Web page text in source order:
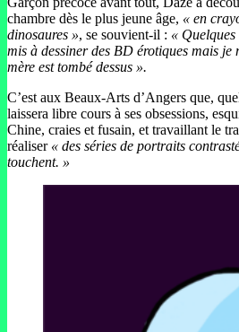
chambre dès le plus jeune âge, « en
dinosaures », se souvient-il : «
mis à dessiner des BD érotiques mais je
mère est tombé dessus ».
C’est aux Beaux-Arts d’Angers que,
laissera libre cours à ses obsessions,
Chine, craies et fusain, et travaillant le
réaliser « des séries de portraits
touchent. »